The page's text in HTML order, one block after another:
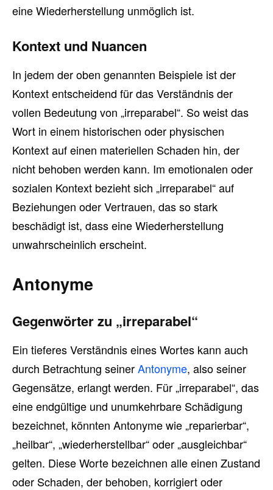
eine Wiederherstellung unmöglich ist.
Kontext und Nuancen
In jedem der oben genannten Beispiele ist der
Kontext entscheidend für das Verständnis der
vollen Bedeutung von „irreparabel“. So weist das
Wort in einem historischen oder physischen
Kontext auf einen materiellen Schaden hin, der
nicht behoben werden kann. Im emotionalen oder
sozialen Kontext bezieht sich „irreparabel“ auf
Beziehungen oder Vertrauen, das so stark
beschädigt ist, dass eine Wiederherstellung
unwahrscheinlich erscheint.
Antonyme
Gegenwörter zu „irreparabel“
Ein tieferes Verständnis eines Wortes kann auch
durch Betrachtung seinerAntonyme, also seiner
Gegensätze, erlangt werden. Für „irreparabel“, das
eine endgültige und unumkehrbare Schädigung
bezeichnet, könnten Antonyme wie „reparierbar“,
„heilbar“, „wiederherstellbar“ oder „ausgleichbar“
gelten. Diese Worte bezeichnen alle einen Zustand
oder Schaden, der behoben, korrigiert oder